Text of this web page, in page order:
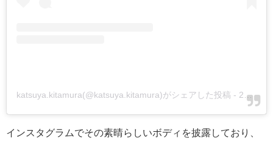
katsuya.kitamura(@katsuya.kitamura)がシェアした投稿 - 2020年 7月月4日午前4時14分PDT
インスタグラムでその素晴らしいボディを披露しており、